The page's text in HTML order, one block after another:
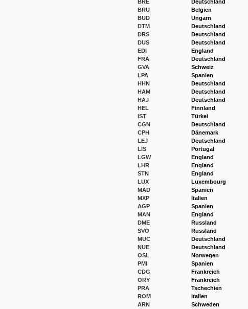
BRE
BRU
BUD
DTM
DRS
DUS
EDI
FRA
GVA
LPA
HHN
HAM
HAJ
HEL
IST
CGN
CPH
LEJ
LIS
LGW
LHR
STN
LUX
MAD
MXP
AGP
MAN
DME
SVO
MUC
NUE
OSL
PMI
CDG
ORY
PRA
ROM
ARN
Deutschland
Belgien
Ungarn
Deutschland
Deutschland
Deutschland
England
Deutschland
Schweiz
Spanien
Deutschland
Deutschland
Deutschland
Finnland
Türkei
Deutschland
Dänemark
Deutschland
Portugal
England
England
England
Luxembourg
Spanien
Italien
Spanien
England
Russland
Russland
Deutschland
Deutschland
Norwegen
Spanien
Frankreich
Frankreich
Tschechien
Italien
Schweden